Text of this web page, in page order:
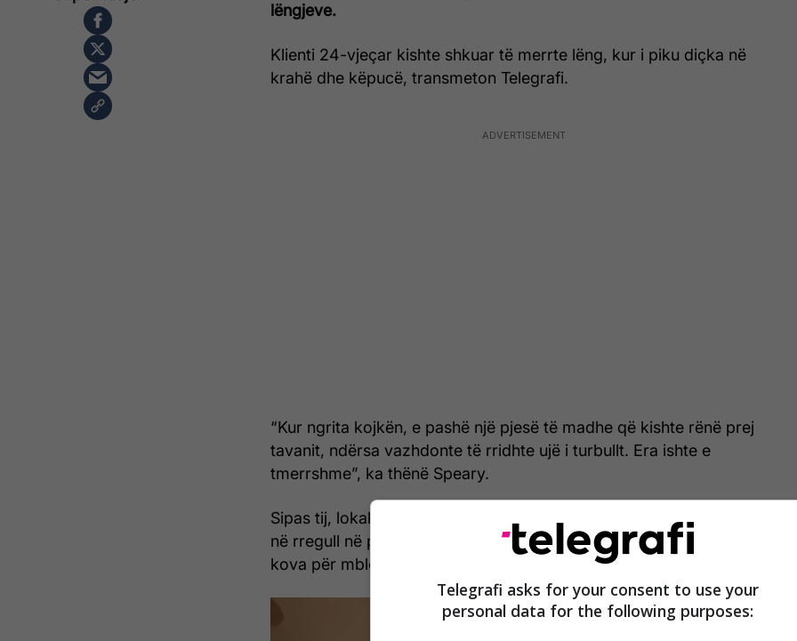
lëngjeve.
Klienti 24-vjeçar kishte shkuar të merrte lëng, kur i piku diçka në
krahë dhe këpucë, transmeton Telegrafi.
“Kur ngrita kojkën, e pashë një pjesë të madhe që kishte rënë prej
tavanit, ndërsa vazhdonte të rridhte ujë i turbullt. Era ishte e
tmerrshme”, ka thënë Speary.
Sipas tij, lokali vazhdonte të ishte i hapur dhe gjithçka dukej se ishte
në rregull në pjesën tjetër të lokalit edhe pse në atë hapësirë kishte
kova për mbledhjen e rrjedhës. /Telegrafi/
Telegrafi asks for your consent to use your
personal data for the following purposes: